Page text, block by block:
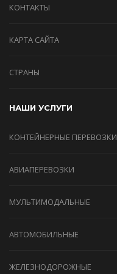
КОНТАКТЫ
КАРТА САЙТА
СТРАНЫ
НАШИ УСЛУГИ
КОНТЕЙНЕРНЫЕ ПЕРЕВОЗКИ
АВИАПЕРЕВОЗКИ
МУЛЬТИМОДАЛЬНЫЕ
АВТОМОБИЛЬНЫЕ
ЖЕЛЕЗНОДОРОЖНЫЕ